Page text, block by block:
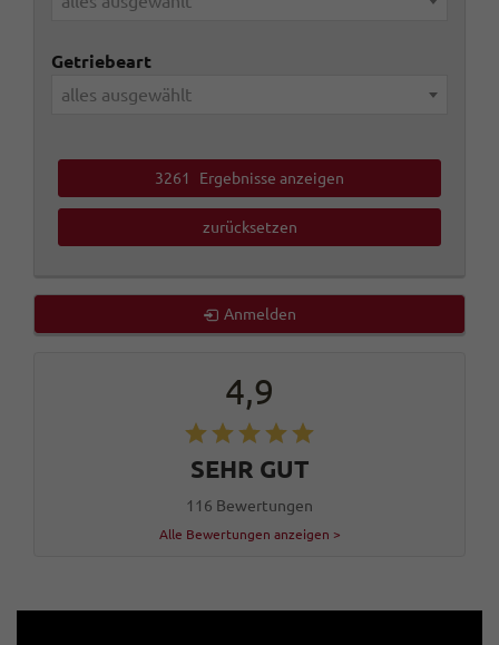
Getriebeart
alles ausgewählt
3261 Ergebnisse anzeigen
zurücksetzen
Anmelden
4,9
SEHR GUT
116 Bewertungen
Alle Bewertungen anzeigen >